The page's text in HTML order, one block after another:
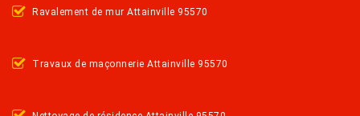
Ravalement de mur Attainville 95570
Travaux de maçonnerie Attainville 95570